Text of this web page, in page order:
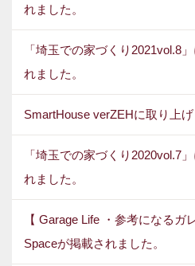
れました。
「埼玉での家づくり2021vol.8
れました。
SmartHouse verZEHに取り上げ
「埼玉での家づくり2020vol.7
れました。
【 Garage Life ・参考になる
Spaceが掲載されました。